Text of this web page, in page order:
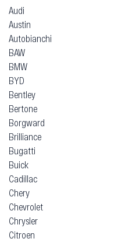
Audi
Austin
Autobianchi
BAW
BMW
BYD
Bentley
Bertone
Borgward
Brilliance
Bugatti
Buick
Cadillac
Chery
Chevrolet
Chrysler
Citroen